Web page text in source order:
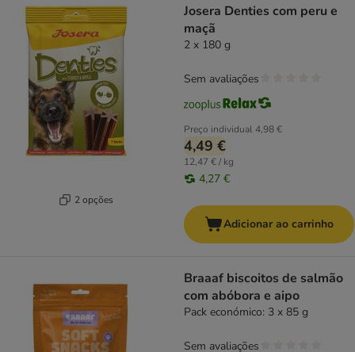
2 opções
Josera Denties com peru e
maçã
2 x 180 g
Preço individual4,98 €
4,49 €
12,47 € / kg
4,27 €
Sem avaliações
Adicionar ao carrinho
Braaaf biscoitos de salmão
com abóbora e aipo
Pack económico: 3 x 85 g
Sem avaliações